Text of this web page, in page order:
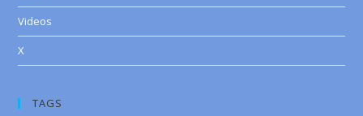
Videos
X
TAGS